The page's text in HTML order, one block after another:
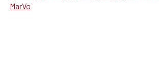
MarVo